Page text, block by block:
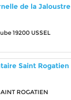
de la Jaloustre
19200 USSEL
Saint Rogatien
ROGATIEN